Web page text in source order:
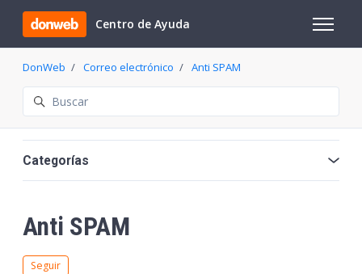
Saltar al contenido principal
Centro de Ayuda
Abrir/
DonWeb Correo electrónico Anti SPAM
Búsqueda
Anti SPAM
Seguir
Categorías